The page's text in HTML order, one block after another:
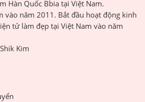
Hàn Quốc Bbia tại Việt Nam.
vào năm 2011. Bắt đầu hoạt động kinh
tử làm đẹp tại Việt Nam vào năm
Kim